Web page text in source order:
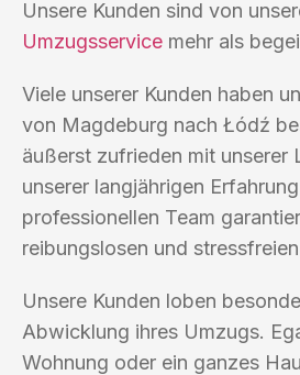
Unsere Kunden sind von
Umzugsservice mehr als
Viele unserer Kunden haben
von Magdeburg nach Łódź
äußerst zufrieden mit unserer
unserer langjährigen
professionellen Team
reibungslosen und
Unsere Kunden loben
Abwicklung ihres Umzugs.
Wohnung oder ein ganzes